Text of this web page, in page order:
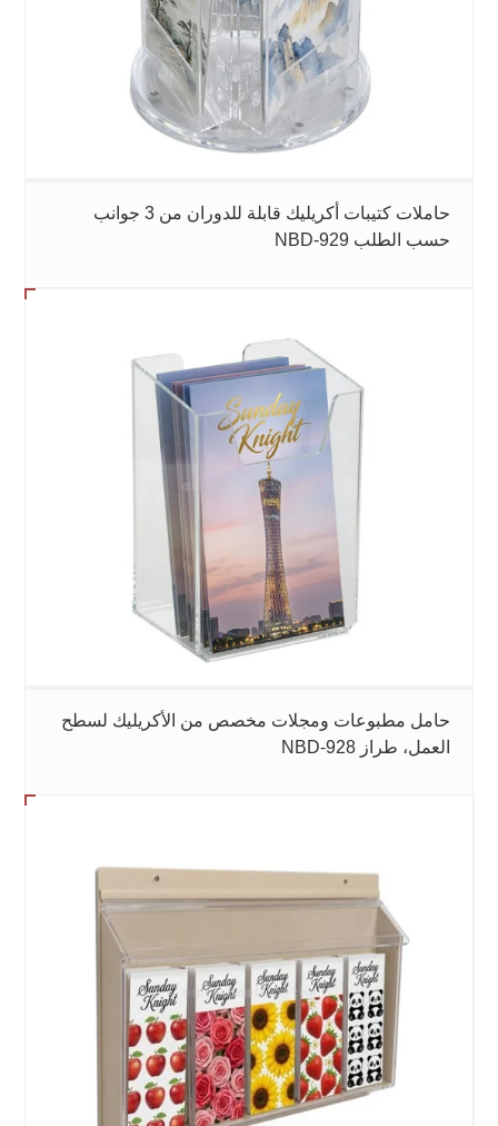
حاملات كتيبات أكريليك قابلة للدوران من 3 جوانب
حسب الطلب NBD-929
حامل مطبوعات ومجلات مخصص من الأكريليك لسطح
العمل، طراز NBD-928